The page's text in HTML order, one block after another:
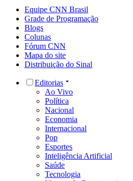
Equipe CNN Brasil
Grade de Programação
Blogs
Colunas
Fórum CNN
Mapa do site
Distribuição do Sinal
Editorias
Ao Vivo
Política
Nacional
Economia
Internacional
Pop
Esportes
Inteligência Artificial
Saúde
Tecnologia